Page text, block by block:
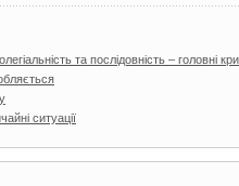
та послідовність – головні
ситуації